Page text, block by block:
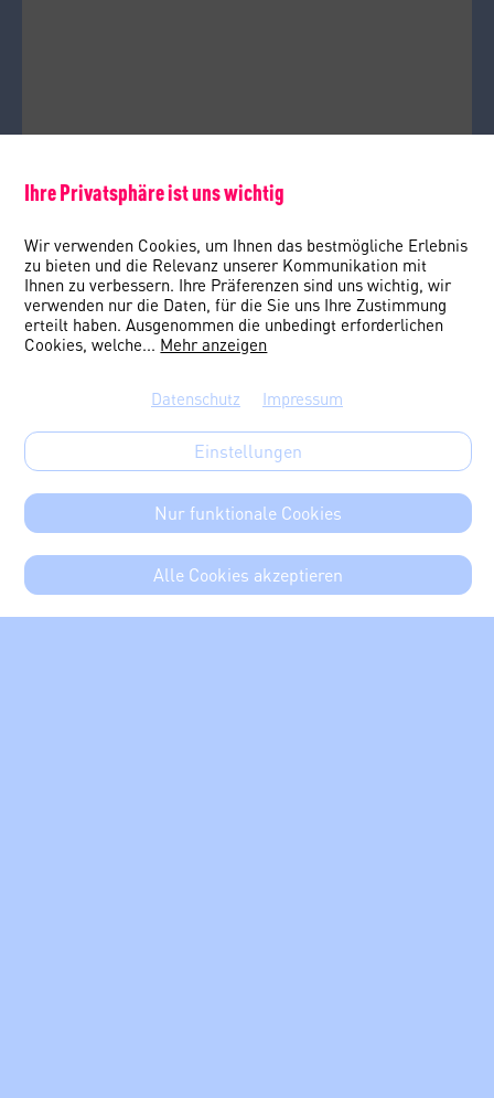
Ihre Privatsphäre ist uns wichtig
Wir verwenden Cookies, um Ihnen das bestmögliche Erlebnis
zu bieten und die Relevanz unserer Kommunikation mit
Ihnen zu verbessern. Ihre Präferenzen sind uns wichtig, wir
verwenden nur die Daten, für die Sie uns Ihre Zustimmung
erteilt haben. Ausgenommen die unbedingt erforderlichen
Cookies, welche... Mehr anzeigen
Datenschutz Impressum
Einstellungen
Nur funktionale Cookies
Alle Cookies akzeptieren